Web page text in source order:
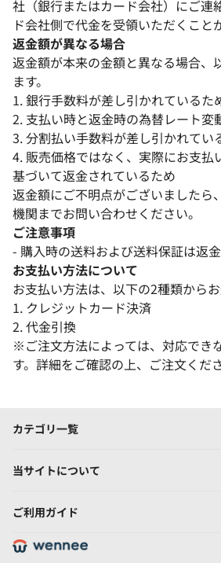
社（銀行またはカード会社）にご連
ド会社側で代金を受領いただくこと
返金額が異なる場合
返金額が本来の金額と異なる場合、
ます。
1. 銀行手数料が差し引かれているた
2. 支払い時と返金時の為替レート変
3. 分割払い手数料が差し引かれてい
4. 販売価格ではなく、実際にお支払
基づいて返金されているため
返金額にご不明点がございましたら
機関までお問い合わせください。
ご注意事項
- 購入時の送料および送料保証は返
お支払い方法について
お支払い方法は、以下の2種類から
1. クレジットカード決済
2. 代金引換
※ご注文方法によっては、対応でき
す。詳細をご確認の上、ご注文くだ
カテゴリ一覧
当サイトについて
ご利用ガイド